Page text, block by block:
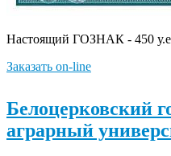
Настоящий ГОЗНАК - 450
Заказать on-line
Белоцерковский
аграрный